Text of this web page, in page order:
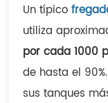
Un típico
utiliza
por cada 1000
de hasta el 90%.
sus tanques